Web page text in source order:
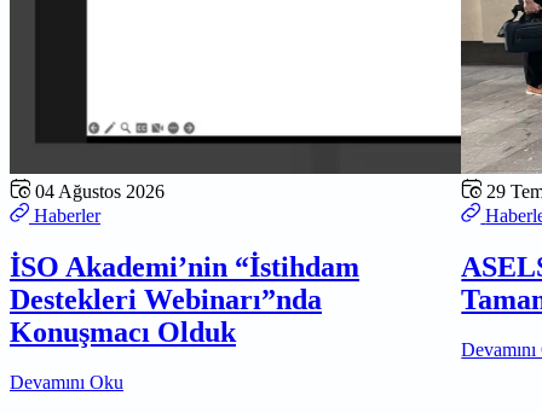
04 Ağustos 2026
Haberler
İSO Akademi’nin “İstihdam
Destekleri Webinarı”nda
Konuşmacı Olduk
Devamını Oku
29